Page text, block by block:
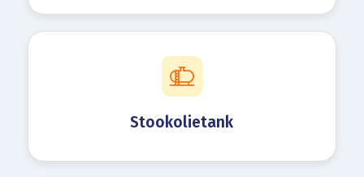
Stookolietank